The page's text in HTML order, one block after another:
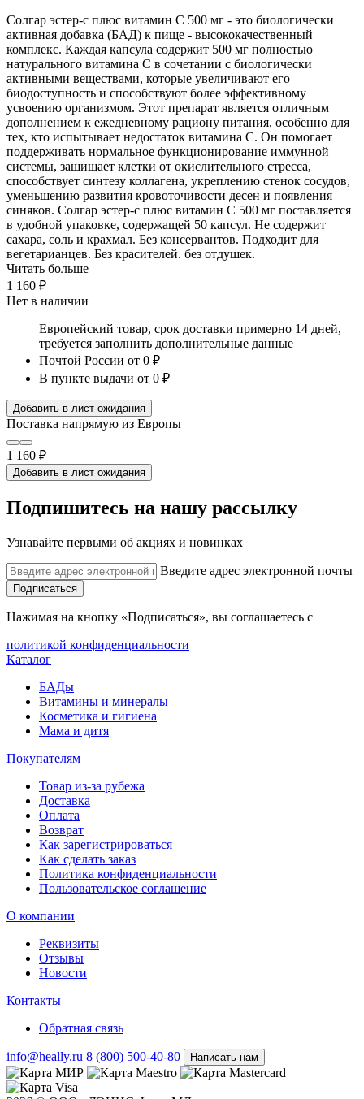
Солгар эстер-с плюс витамин C 500 мг - это биологически
активная добавка (БАД) к пище - высококачественный
комплекс. Каждая капсула содержит 500 мг полностью
натурального витамина С в сочетании с биологически
активными веществами, которые увеличивают его
биодоступность и способствуют более эффективному
усвоению организмом. Этот препарат является отличным
дополнением к ежедневному рациону питания, особенно для
тех, кто испытывает недостаток витамина С. Он помогает
поддерживать нормальное функционирование иммунной
системы, защищает клетки от окислительного стресса,
способствует синтезу коллагена, укреплению стенок сосудов,
уменьшению развития кровоточивости десен и появления
синяков. Солгар эстер-с плюс витамин C 500 мг поставляется
в удобной упаковке, содержащей 50 капсул. Не содержит
сахара, соль и крахмал. Без консервантов. Подходит для
вегетарианцев. Без красителей. без отдушек.
Читать больше
1 160 ₽
Нет в наличии
Европейский товар, срок доставки примерно 14 дней,
требуется заполнить дополнительные данные
Почтой России от 0 ₽
В пункте выдачи от 0 ₽
Добавить в лист ожидания
Поставка напрямую из Европы
1 160 ₽
Добавить в лист ожидания
Подпишитесь на нашу рассылку
Узнавайте первыми об акциях и новинках
Введите адрес электронной почты
Подписаться
Нажимая на кнопку «Подписаться», вы соглашаетесь с
политикой конфиденциальности
Каталог
БАДы
Витамины и минералы
Косметика и гигиена
Мама и дитя
Покупателям
Товар из-за рубежа
Доставка
Оплата
Возврат
Как зарегистрироваться
Как сделать заказ
Политика конфиденциальности
Пользовательское соглашение
О компании
Реквизиты
Отзывы
Новости
Контакты
Обратная связь
info@heally.ru 8 (800) 500-40-80 Написать нам